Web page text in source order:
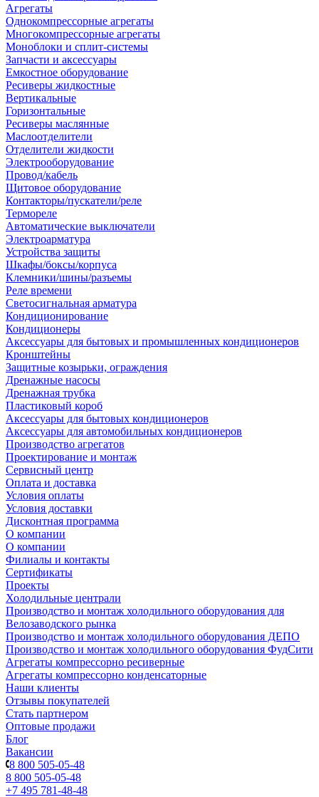
Агрегаты
Однокомпрессорные агрегаты
Многокомпрессорные агрегаты
Моноблоки и сплит-системы
Запчасти и аксессуары
Емкостное оборудование
Ресиверы жидкостные
Вертикальные
Горизонтальные
Ресиверы маслянные
Маслоотделители
Отделители жидкости
Электрооборудование
Провод/кабель
Щитовое оборудование
Контакторы/пускатели/реле
Термореле
Автоматические выключатели
Электроарматура
Устройства защиты
Шкафы/боксы/корпуса
Клемники/шины/разъемы
Реле времени
Светосигнальная арматура
Кондиционирование
Кондиционеры
Аксессуары для бытовых и промышленных кондиционеров
Кронштейны
Защитные козырьки, ограждения
Дренажные насосы
Дренажная трубка
Пластиковый короб
Аксессуары для бытовых кондиционеров
Аксессуары для автомобильных кондиционеров
Производство агрегатов
Проектирование и монтаж
Сервисный центр
Оплата и доставка
Условия оплаты
Условия доставки
Дисконтная программа
О компании
О компании
Филиалы и контакты
Сертификаты
Проекты
Холодильные централи
Производство и монтаж холодильного оборудования для
Велозаводского рынка
Производство и монтаж холодильного оборудования ДЕПО
Производство и монтаж холодильного оборудования ФудСити
Агрегаты компрессорно ресиверные
Агрегаты компрессорно конденсаторные
Наши клиенты
Отзывы покупателей
Стать партнером
Оптовые продажи
Блог
Вакансии
8 800 505-05-48
8 800 505-05-48
+7 495 781-48-48